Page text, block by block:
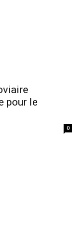
pour le
0